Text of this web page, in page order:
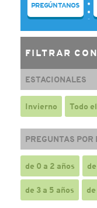
PREGÚNTANOS
FILTRAR
ESTACIONALES
Invierno Todo
PREGUNTAS POR
de 0 a 2 años
de 3 a 5 años